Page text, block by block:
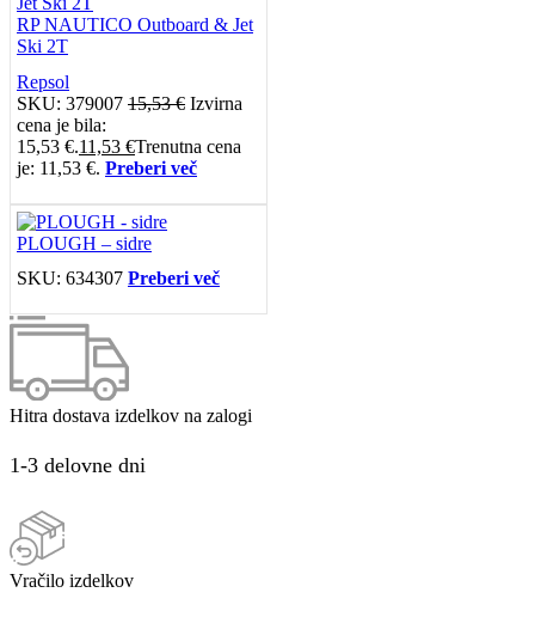
RP NAUTICO Outboard & Jet
Ski 2T
Repsol
SKU: 379007 15,53€ Izvirna
cena je bila:
15,53 €.11,53 €Trenutna cena
je: 11,53 €. Preberi več
PLOUGH – sidre
SKU: 634307 Preberi več
Hitra dostava izdelkov na zalogi
1-3 delovne dni
Vračilo izdelkov